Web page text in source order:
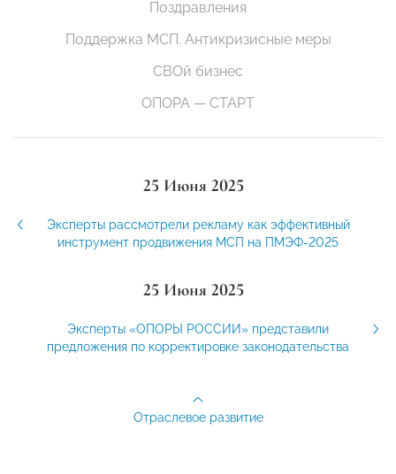
Поздравления
Поддержка МСП. Антикризисные меры
СВОй бизнес
ОПОРА — СТАРТ
25 Июня 2025
Эксперты рассмотрели рекламу как эффективный
инструмент продвижения МСП на ПМЭФ-2025
25 Июня 2025
Эксперты «ОПОРЫ РОССИИ» представили
предложения по корректировке законодательства
Отраслевое развитие